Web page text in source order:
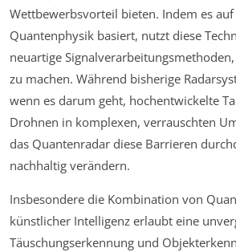
Wettbewerbsvorteil bieten. Indem es
Quantenphysik basiert, nutzt diese
neuartige
zu machen. Während bisherige
wenn es darum geht, hochentwickelte
Drohnen in komplexen, verrauschten
das Quantenradar diese Barrieren
nachhaltig verändern.
Insbesondere die Kombination von
künstlicher Intelligenz erlaubt eine
Täuschungserkennung und